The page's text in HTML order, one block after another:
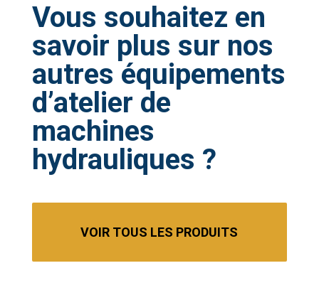
Vous souhaitez en
savoir plus sur nos
autres équipements
d’atelier de
machines
hydrauliques ?
VOIR TOUS LES PRODUITS